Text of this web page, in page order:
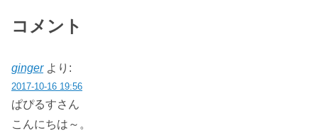
コメント
ginger より:
2017-10-16 19:56
ぱぴるすさん
こんにちは～。